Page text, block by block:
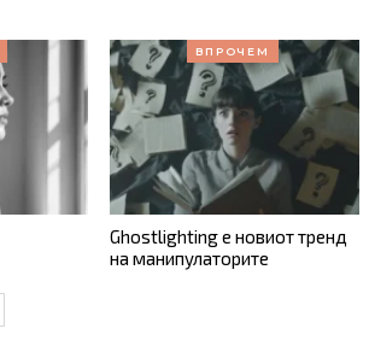
ВПРОЧЕМ
Ghostlighting е новиот тренд
на манипулаторите